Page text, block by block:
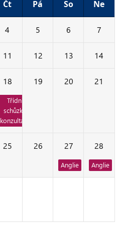
Čt Pá So Ne
4 5 6 7
11 12 13 14
18
Třídní
schůzky,
konzultace
19 20 21
25 26 27
Anglie
28
Anglie